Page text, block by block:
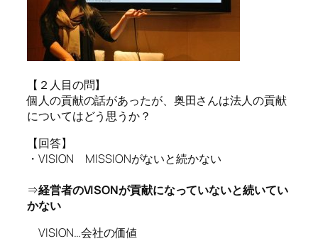
【２人目の問】
個人の貢献の話があったが、奥田さんは法人の貢献
についてはどう思うか？
【回答】
・VISION MISSIONがないと続かない
⇒経営者のVISONが貢献になっていないと続いてい
かない
VISION…会社の価値